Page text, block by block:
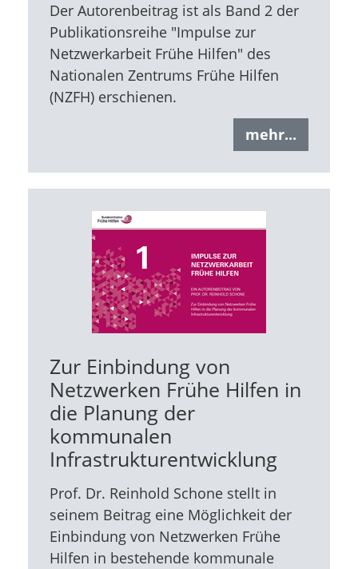
Der Autorenbeitrag ist als Band 2 der
Publikationsreihe "Impulse zur
Netzwerkarbeit Frühe Hilfen" des
Nationalen Zentrums Frühe Hilfen
(NZFH) erschienen.
mehr...
Zur Einbindung von
Netzwerken Frühe Hilfen in
die Planung der
kommunalen
Infrastrukturentwicklung
Prof. Dr. Reinhold Schone stellt in
seinem Beitrag eine Möglichkeit der
Einbindung von Netzwerken Frühe
Hilfen in bestehende kommunale